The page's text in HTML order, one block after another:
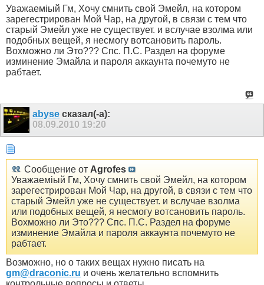
Уважаеміый Гм, Хочу смнить свой Эмейл, на котором
зарегестрирован Мой Чар, на другой, в связи с тем что
старый Эмейл уже не существует. и вслучае взолма или
подобных вещей, я несмогу вотсановить пароль.
Вохможно ли Это??? Спс. П.С. Раздел на форуме
изминение Эмайла и пароля аккаунта почемуто не
рабтает.
abyse сказал(-а):
08.09.2010 19:20
Сообщение от Agrofes
Уважаеміый Гм, Хочу смнить свой Эмейл, на котором
зарегестрирован Мой Чар, на другой, в связи с тем что
старый Эмейл уже не существует. и вслучае взолма
или подобных вещей, я несмогу вотсановить пароль.
Вохможно ли Это??? Спс. П.С. Раздел на форуме
изминение Эмайла и пароля аккаунта почемуто не
рабтает.
Возможно, но о таких вещах нужно писать на
gm@draconic.ru и очень желательно вспомнить